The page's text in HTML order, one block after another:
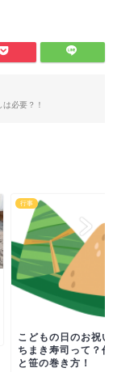
必要？！
行事
こどもの日のお祝い
ちまき寿司って？作
と笹の巻き方！